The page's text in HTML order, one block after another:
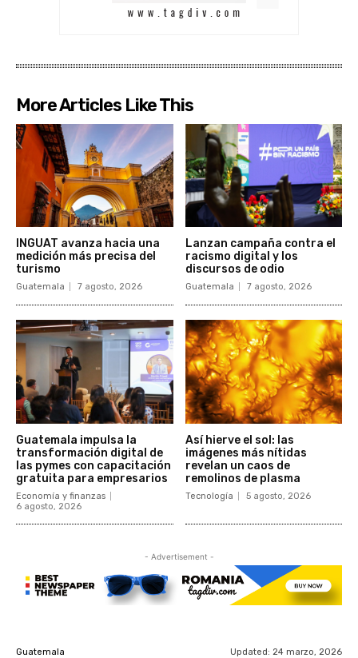
More Articles Like This
INGUAT avanza hacia una
medición más precisa del
turismo
Guatemala 7 agosto, 2026
Lanzan campaña contra el
racismo digital y los
discursos de odio
Guatemala 7 agosto, 2026
Guatemala impulsa la
transformación digital de
las pymes con capacitación
gratuita para empresarios
Economía y finanzas
6 agosto, 2026
Así hierve el sol: las
imágenes más nítidas
revelan un caos de
remolinos de plasma
Tecnología 5 agosto, 2026
- Advertisement -